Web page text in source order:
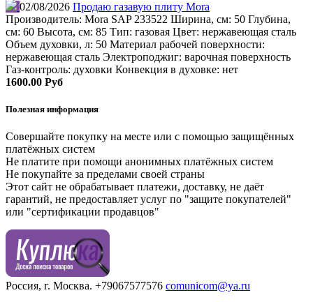
02/08/2026 Продаю газавую плиту Mora
Производитель: Mora SAP 233522 Ширина, см: 50 Глубина,
см: 60 Высота, см: 85 Тип: газовая Цвет: нержавеющая сталь
Объем духовки, л: 50 Материал рабочей поверхности:
нержавеющая сталь Электроподжиг: варочная поверхность
Газ-контроль: духовки Конвекция в духовке: нет
1600.00 Руб
Полезная информация
Совершайте покупку на месте или с помощью защищённых
платёжных систем
Не платите при помощи анонимных платёжных систем
Не покупайте за пределами своей страны
Этот сайт не обрабатывает платежи, доставку, не даёт
гарантий, не предоставляет услуг по "защите покупателей"
или "сертификации продавцов"
Россия, г. Москва. +79067577576 comunicom@ya.ru